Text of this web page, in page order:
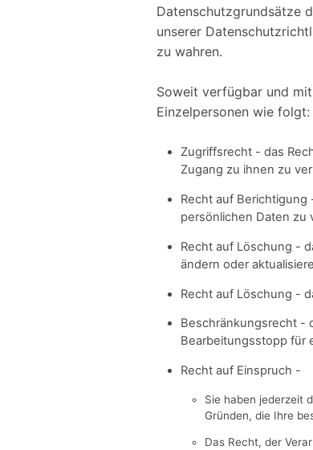
Datenschutzgrundsätze
unserer
zu wahren.
Soweit verfügbar und
Einzelpersonen wie folgt:
Zugriffsrecht - das
Zugang zu ihnen zu
Recht auf
persönlichen Daten zu
Recht auf Löschung -
ändern oder
Recht auf Löschung -
Beschränkungsrecht -
Bearbeitungsstopp für
Recht auf Einspruch -
Sie haben jederzeit
Gründen, die Ihre
Das Recht, der